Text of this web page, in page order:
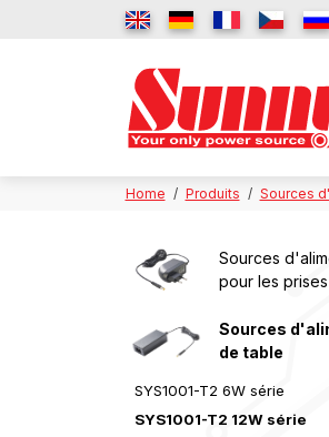
Home Produits Sources
Sources
pour les prises
Sources
de table
SYS1001-T2 6W série
SYS1001-T2 12W série